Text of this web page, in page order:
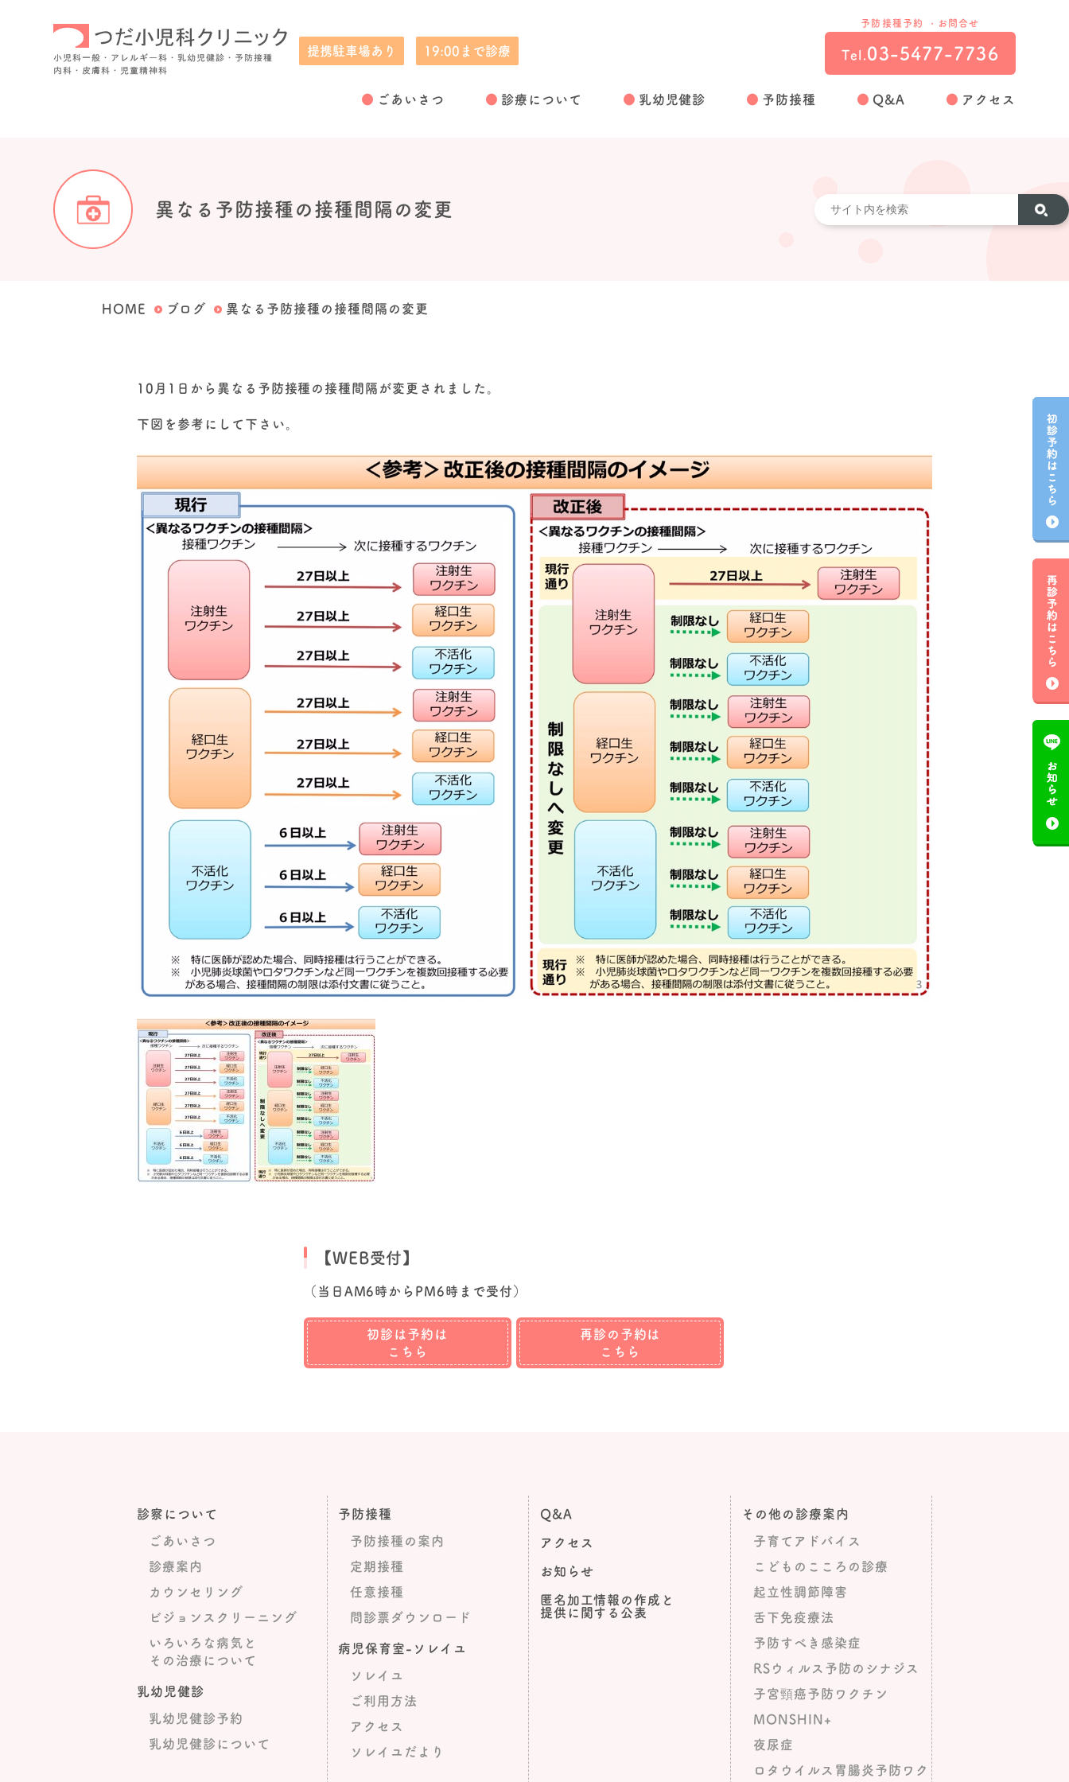
提携駐車場あり 19:00まで診療
予防接種予約 ・お問合せ
Tel. 03-5477-7736
ごあいさつ 診療について 乳幼児健診 予防接種 Q&A アクセス
異なる予防接種の接種間隔の変更
HOME ブログ 異なる予防接種の接種間隔の変更
10月1日から異なる予防接種の接種間隔が変更されました。
下図を参考にして下さい。
【WEB受付】
（当日AM6時からPM6時まで受付）
初診は予約は
こちら
再診の予約は
こちら
診察について
ごあいさつ
診療案内
カウンセリング
ビジョンスクリーニング
いろいろな病気と
その治療について
乳幼児健診
乳幼児健診予約
乳幼児健診について
予防接種
予防接種の案内
定期接種
任意接種
問診票ダウンロード
病児保育室-ソレイユ
ソレイユ
ご利用方法
アクセス
ソレイユだより
Q&A
アクセス
お知らせ
匿名加工情報の作成と
提供に関する公表
その他の診療案内
子育てアドバイス
こどものこころの診療
起立性調節障害
舌下免疫療法
予防すべき感染症
RSウィルス予防のシナジス
子宮頸癌予防ワクチン
MONSHIN+
夜尿症
ロタウイルス胃腸炎予防ワク